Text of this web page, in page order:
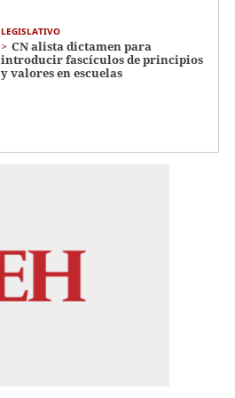
LEGISLATIVO
CN alista dictamen para
introducir fascículos de principios
y valores en escuelas